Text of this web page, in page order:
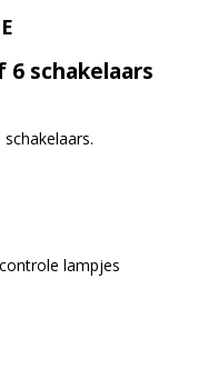
6 schakelaars
lampjes